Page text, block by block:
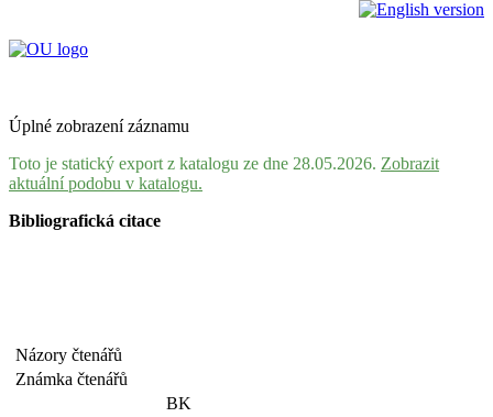
Úplné zobrazení záznamu
Toto je statický export z katalogu ze dne 28.05.2026. Zobrazit
aktuální podobu v katalogu.
Bibliografická citace
Názory čtenářů
Známka čtenářů
BK